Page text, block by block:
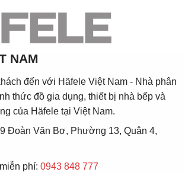
NAM
đến với Häfele Việt Nam - Nhà phân
thức đồ gia dụng, thiết bị nhà bếp và
của Häfele tại Việt Nam.
9 Đoàn Văn Bơ, Phường 13, Quận 4,
phí: 0943 848 777